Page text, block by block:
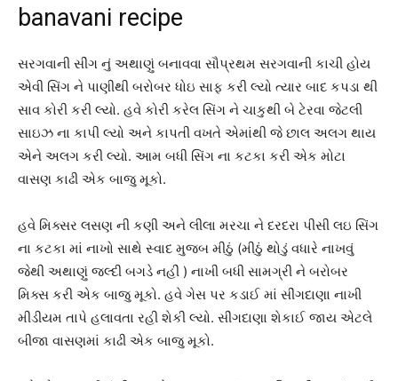
banavani recipe
સરગવાની સીંગ નું અથાણું બનાવવા સૌપ્રથમ સરગવાની કાચી હોય
એવી સિંગ ને પાણીથી બરોબર ધોઇ સાફ કરી લ્યો ત્યાર બાદ કપડા થી
સાવ કોરી કરી લ્યો. હવે કોરી કરેલ સિંગ ને ચાકુથી બે ટેરવા જેટલી
સાઇઝ ના કાપી લ્યો અને કાપતી વખતે એમાંથી જે છાલ અલગ થાય
એને અલગ કરી લ્યો. આમ બધી સિંગ ના કટકા કરી એક મોટા
વાસણ કાઢી એક બાજુ મૂકો.
હવે મિક્સર લસણ ની કણી અને લીલા મરચા ને દરદરા પીસી લઇ સિંગ
ના કટકા માં નાખો સાથે સ્વાદ મુજબ મીઠું (મીઠું થોડું વધારે નાખવું
જેથી અથાણું જલ્દી બગડે નહીં ) નાખી બધી સામગ્રી ને બરોબર
મિક્સ કરી એક બાજુ મૂકો. હવે ગેસ પર કડાઈ માં સીંગદાણા નાખી
મીડીયમ તાપે હલાવતા રહી શેકી લ્યો. સીંગદાણા શેકાઈ જાય એટલે
બીજા વાસણમાં કાઢી એક બાજુ મૂકો.